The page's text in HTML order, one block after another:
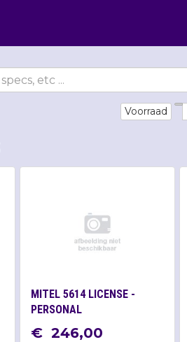
Voorraad
MITEL 5614 LICENSE -
PERSONAL
ALARM/LOCATION
€ 246,00